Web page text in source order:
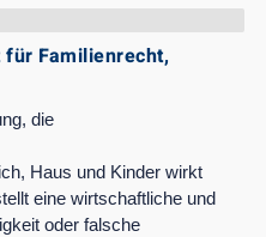
für Familienrecht,
die
Haus und Kinder wirkt
eine wirtschaftliche und
oder falsche